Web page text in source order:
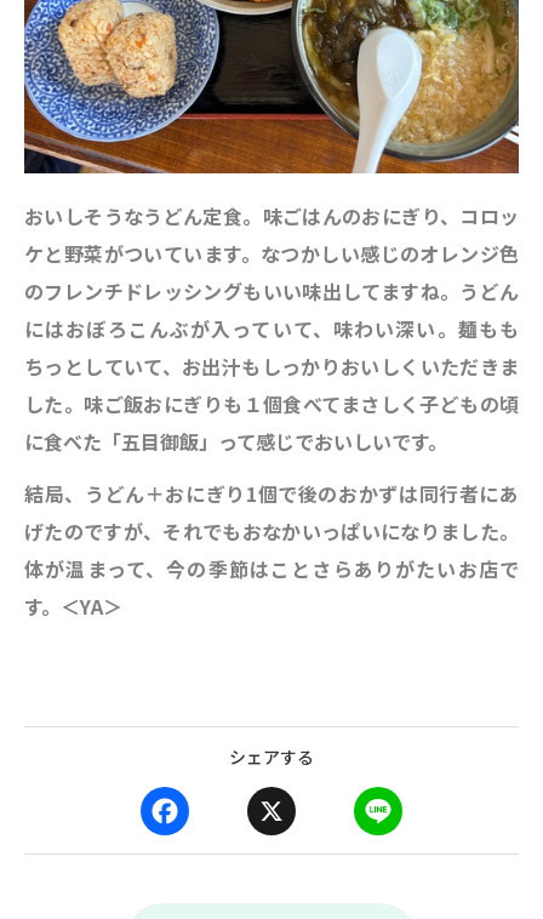
おいしそうなうどん定食。味ごはんのおにぎり、コロッ
ケと野菜がついています。なつかしい感じのオレンジ色
のフレンチドレッシングもいい味出してますね。うどん
にはおぼろこんぶが入っていて、味わい深い。麺もも
ちっとしていて、お出汁もしっかりおいしくいただきま
した。味ご飯おにぎりも１個食べてまさしく子どもの頃
に食べた「五目御飯」って感じでおいしいです。
結局、うどん＋おにぎり1個で後のおかずは同行者にあ
げたのですが、それでもおなかいっぱいになりました。
体が温まって、今の季節はことさらありがたいお店で
す。＜YA＞
シェアする
a
e
i
e